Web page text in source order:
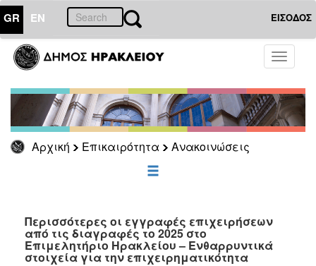
GR EN ΕΙΣΟΔΟΣ
Toggle
Αρχική Επικαιρότητα Ανακοινώσεις
ΕΠΙΚΑΙΡΟΤΗΤΑ
Αρχείο
ΗΡΑΚΛΕΙΟ
Περισσότερες οι εγγραφές επιχειρήσεων
από τις διαγραφές το 2025 στο
Επιμελητήριο Ηρακλείου – Ενθαρρυντικά
στοιχεία για την επιχειρηματικότητα